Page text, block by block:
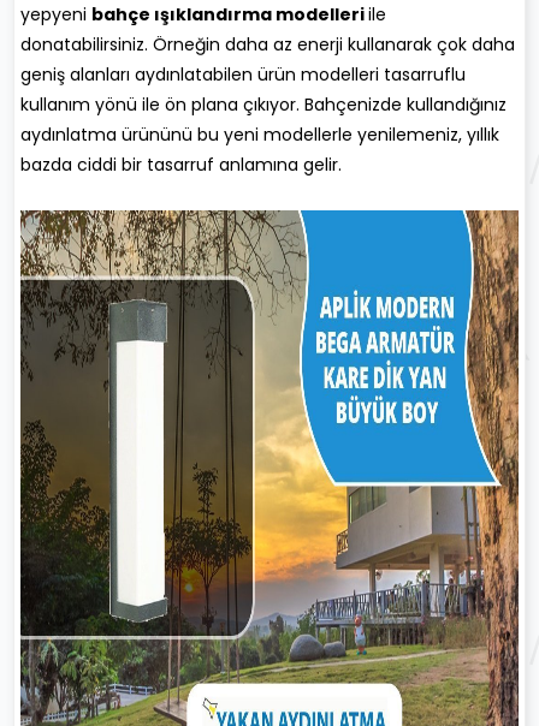
yepyeni bahçe ışıklandırma modelleriile
donatabilirsiniz. Örneğin daha az enerji kullanarak çok daha
geniş alanları aydınlatabilen ürün modelleri tasarruflu
kullanım yönü ile ön plana çıkıyor. Bahçenizde kullandığınız
aydınlatma ürününü bu yeni modellerle yenilemeniz, yıllık
bazda ciddi bir tasarruf anlamına gelir.